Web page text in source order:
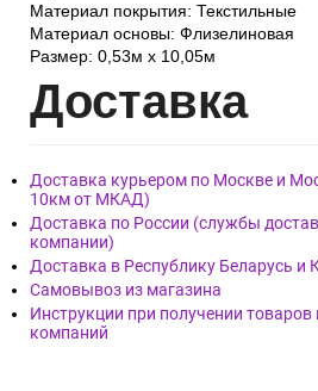
Материал покрытия: Текстильные
Материал основы: Флизелиновая
Размер: 0,53м x 10,05м
Доставка
Доставка курьером по Москве и
10км от МКАД)
Доставка по России (службы
компании)
Доставка в Республику Беларусь и
Самовывоз из магазина
Инструкции при получении товаров
компаний